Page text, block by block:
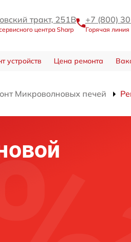
тракт, 251В
центра Sharp
+7 (800)
Горячая линия
устройств Цена ремонта
Микроволновых печей